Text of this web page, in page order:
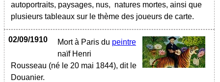
autoportraits, paysages, nus, natures mortes, ainsi que
plusieurs tableaux sur le thème des joueurs de carte.
02/09/1910 Mort à Paris du peintre
naïf Henri
Rousseau (né le 20 mai 1844), dit le
Douanier.